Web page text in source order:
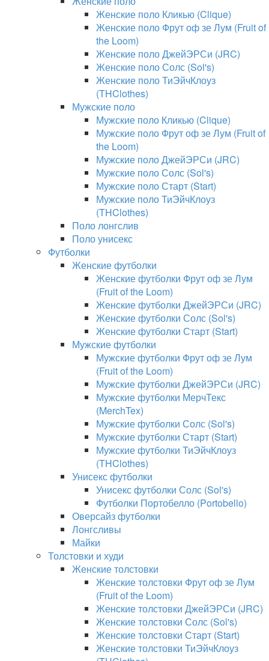
Женские поло Кликью (Clique)
Женские поло Фрут оф зе Лум (Fruit of
the Loom)
Женские поло ДжейЭРСи (JRC)
Женские поло Солс (Sol's)
Женские поло ТиЭйчКлоуз
(THClothes)
Мужские поло
Мужские поло Кликью (Clique)
Мужские поло Фрут оф зе Лум (Fruit of
the Loom)
Мужские поло ДжейЭРСи (JRC)
Мужские поло Солс (Sol's)
Мужские поло Старт (Start)
Мужские поло ТиЭйчКлоуз
(THClothes)
Поло лонгслив
Поло унисекс
Футболки
Женские футболки
Женские футболки Фрут оф зе Лум
(Fruit of the Loom)
Женские футболки ДжейЭРСи (JRC)
Женские футболки Солс (Sol's)
Женские футболки Старт (Start)
Мужские футболки
Мужские футболки Фрут оф зе Лум
(Fruit of the Loom)
Мужские футболки ДжейЭРСи (JRC)
Мужские футболки МерчТекс
(MerchTex)
Мужские футболки Солс (Sol's)
Мужские футболки Старт (Start)
Мужские футболки ТиЭйчКлоуз
(THClothes)
Унисекс футболки
Унисекс футболки Солс (Sol's)
Футболки Портобелло (Portobello)
Оверсайз футболки
Лонгсливы
Майки
Толстовки и худи
Женские толстовки
Женские толстовки Фрут оф зе Лум
(Fruit of the Loom)
Женские толстовки ДжейЭРСи (JRC)
Женские толстовки Солс (Sol's)
Женские толстовки Старт (Start)
Женские толстовки ТиЭйчКлоуз